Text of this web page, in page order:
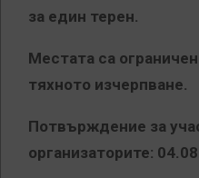
за един терен.
Местата са
тяхното изчерпване.
Потвърждение за
организаторите: